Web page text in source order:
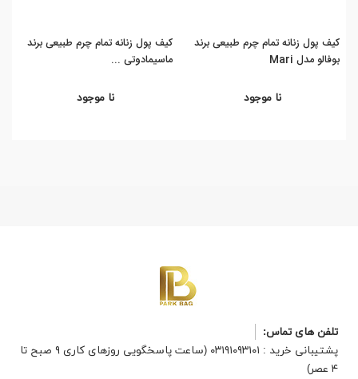
کیف پول زنانه تمام چرم طبیعی برند
بوفالو مدل Mari
نا موجود
کیف پول زنانه تمام چرم طبیعی برند
ماسیمادوتی ...
نا موجود
تلفن های تماس:
پشتیبانی خرید : ۰۳۱۹۱۰۹۳۱۰۱ (ساعت پاسخگویی روزهای کاری ۹ صبح تا
۴ عصر)